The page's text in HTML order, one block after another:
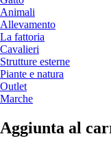
Animali
Allevamento
La fattoria
Cavalieri
Strutture esterne
Piante e natura
Outlet
Marche
Aggiunta al